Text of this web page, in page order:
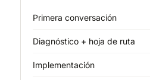
Primera conversación
Diagnóstico + hoja de ruta
Implementación